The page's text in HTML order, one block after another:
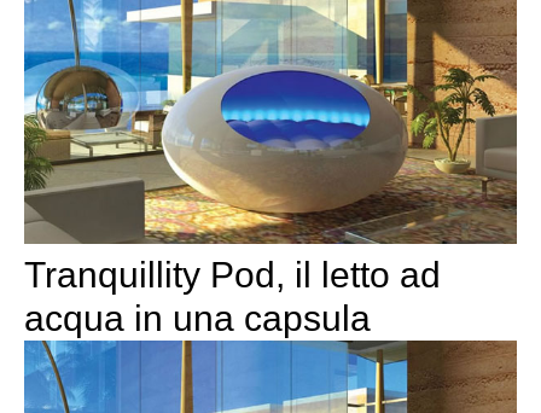
Tranquillity Pod, il letto ad
acqua in una capsula